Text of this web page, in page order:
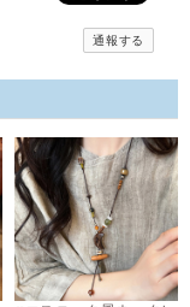
通報する